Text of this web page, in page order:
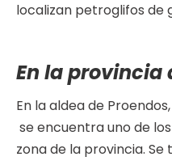
localizan petroglifos de
En la provincia
En la aldea de
se encuentra uno de
zona de la provincia.